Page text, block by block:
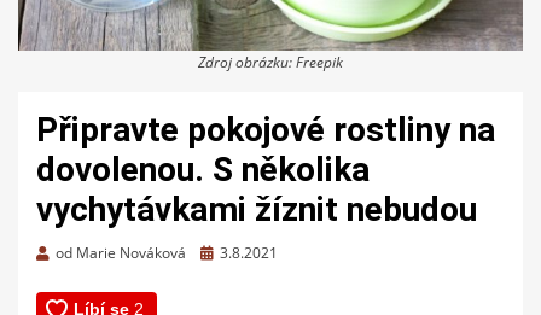
Zdroj obrázku: Freepik
Připravte pokojové rostliny na
dovolenou. S několika
vychytávkami žíznit nebudou
od Marie Nováková
Zveřejněno
3.8.2021